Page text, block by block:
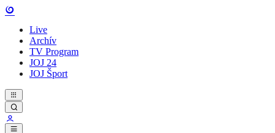
Live
Archív
TV Program
JOJ 24
JOJ Šport